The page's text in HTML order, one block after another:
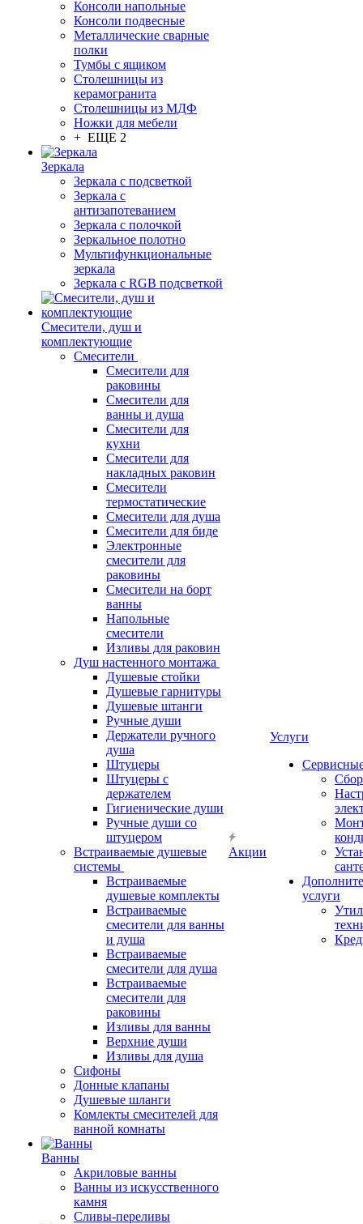
Консоли напольные
Консоли подвесные
Металлические сварные
полки
Тумбы с ящиком
Столешницы из
керамогранита
Столешницы из МДФ
Ножки для мебели
+ ЕЩЕ 2
Зеркала
Зеркала с подсветкой
Зеркала с
антизапотеванием
Зеркала с полочкой
Зеркальное полотно
Мультифункциональные
зеркала
Зеркала c RGB подсветкой
Смесители, душ и
комплектующие
Смесители
Смесители для
раковины
Смесители для
ванны и душа
Смесители для
кухни
Смесители для
накладных раковин
Смесители
термостатические
Смесители для душа
Смесители для биде
Электронные
смесители для
раковины
Смесители на борт
ванны
Напольные
смесители
Изливы для раковин
Душ настенного монтажа
Душевые стойки
Душевые гарнитуры
Душевые штанги
Ручные души
Держатели ручного
душа
Штуцеры
Штуцеры с
держателем
Гигиенические души
Ручные души со
штуцером
Встраиваемые душевые
системы
Встраиваемые
душевые комплекты
Встраиваемые
смесители для ванны
и душа
Встраиваемые
смесители для душа
Встраиваемые
смесители для
раковины
Изливы для ванны
Верхние души
Изливы для душа
Сифоны
Донные клапаны
Душевые шланги
Комлекты смесителей для
ванной комнаты
Ванны
Акриловые ванны
Ванны из искусственного
камня
Сливы-переливы
Акции
Услуги
услуги